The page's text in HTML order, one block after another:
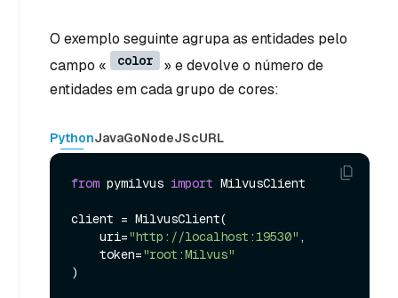
O exemplo seguinte agrupa as entidades pelo
campo «
color
» e devolve o número de
entidades em cada grupo de cores:
PythonJavaGoNodeJScURL
from pymilvus import MilvusClient
client = MilvusClient(
    uri=
"http://localhost:19530" ,
    token=
"root:Milvus"
)